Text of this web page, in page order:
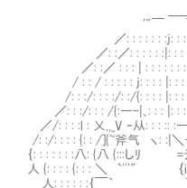
'"￣ ￣`''
／: : : : : : :j: : : : : : :
／: :／: : : : : :|: : : ヽ: :
／: :／ : : : | : : : : : : : : ﾞ;
/ : : / : : : : : j: : : : |: : : : : l:
/: : :/: : : :/: :/{: : : : |: : : : l
／: : :/: : : /{:―-|､: : : |: : : : l:
／/: : : :l : 乂,,_V ‐从: : : :: :―-
/: :/: : : : {: : /]{~斧气 ヽ: :|＼
｛: : : : : : :八: {八 {:::しﾘ =云
人 {: : : : {: : : ＼ `'''" ｛i以ﾘ
人: : : : : :｛￣｀ `'''"．ﾉ